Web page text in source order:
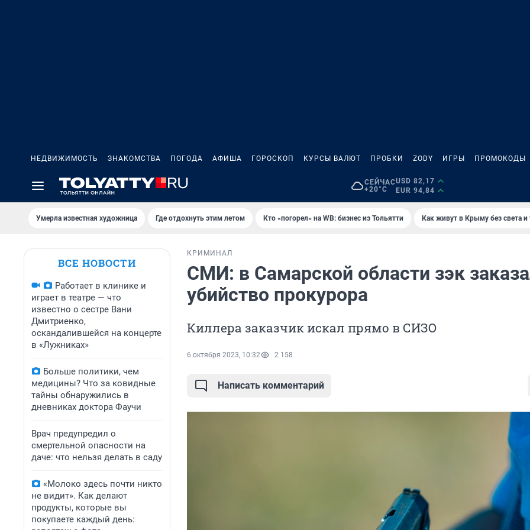
НЕДВИЖИМОСТЬ ЗНАКОМСТВА ПОГОДА АФИША ГОРОСКОП КУРСЫ ВАЛЮТ ПРОБКИ ZODY ИГРЫ ПРОМОКОДЫ
СЕЙЧАС
+20°C
USD 82,17
EUR 94,84
Умерла известная художница Где отдохнуть этим летом Кто «погорел» на WB: бизнес из Тольятти Как живут в Крыму без света и
ВСЕ НОВОСТИ
Работает в клинике и
играет в театре — что
известно о сестре Вани
Дмитриенко,
оскандалившейся на концерте
в «Лужниках»
Больше политики, чем
медицины? Что за ковидные
тайны обнаружились в
дневниках доктора Фаучи
Врач предупредил о
смертельной опасности на
даче: что нельзя делать в саду
«Молоко здесь почти никто
не видит». Как делают
продукты, которые вы
покупаете каждый день:
КРИМИНАЛ
СМИ: в Самарской области зэк
убийство прокурора
Киллера заказчик искал прямо в СИЗО
6 октября 2023, 10:32 2 158
Написать комментарий